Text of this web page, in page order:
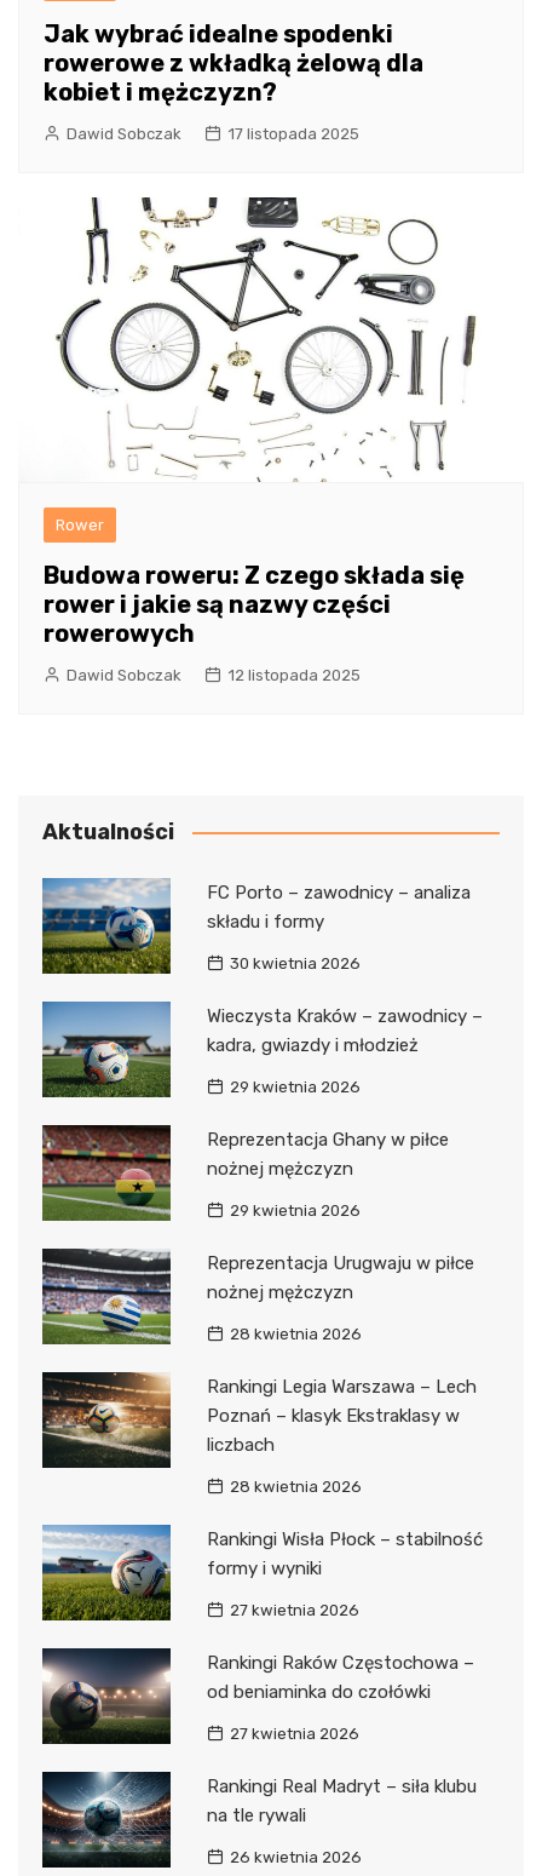
Jak wybrać idealne spodenki
rowerowe z wkładką żelową dla
kobiet i mężczyzn?
Dawid Sobczak 17 listopada 2025
Rower
Budowa roweru: Z czego składa się
rower i jakie są nazwy części
rowerowych
Dawid Sobczak 12 listopada 2025
Aktualności
FC Porto – zawodnicy – analiza
składu i formy
30 kwietnia 2026
Wieczysta Kraków – zawodnicy –
kadra, gwiazdy i młodzież
29 kwietnia 2026
Reprezentacja Ghany w piłce
nożnej mężczyzn
29 kwietnia 2026
Reprezentacja Urugwaju w piłce
nożnej mężczyzn
28 kwietnia 2026
Rankingi Legia Warszawa – Lech
Poznań – klasyk Ekstraklasy w
liczbach
28 kwietnia 2026
Rankingi Wisła Płock – stabilność
formy i wyniki
27 kwietnia 2026
Rankingi Raków Częstochowa –
od beniaminka do czołówki
27 kwietnia 2026
Rankingi Real Madryt – siła klubu
na tle rywali
26 kwietnia 2026